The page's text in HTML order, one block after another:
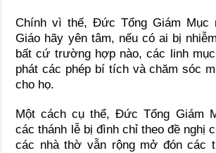
Chính vì thế, Đức Tổng Giám Mục
Giáo hãy yên tâm, nếu có ai bị
bất cứ trường hợp nào, các linh
phát các phép bí tích và chăm sóc
cho họ.
Một cách cụ thể, Đức Tổng Giám
các thánh lễ bị đình chỉ theo đề nghị
các nhà thờ vẫn rộng mở đón các